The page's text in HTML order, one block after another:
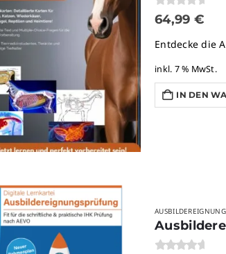
0von 5
64,99 €
Entdecke die
inkl. 7 % MwSt.
IN DEN
AUSBILDEREIGNUNG